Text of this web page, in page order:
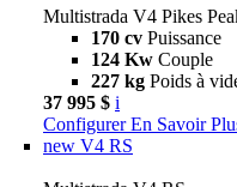
Multistrada V4 Pikes
170 cv Puissance
124 Kw Couple
227 kg Poids à
37 995 $ i
Configurer En Savoir
new V4 RS